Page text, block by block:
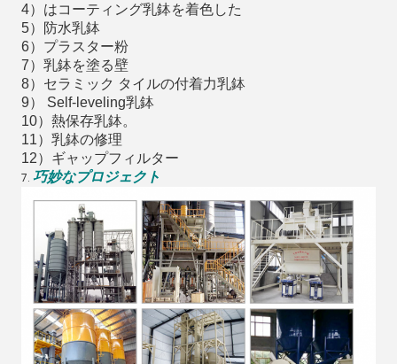
4）はコーティング乳鉢を着色した
5）防水乳鉢
6）プラスター粉
7）乳鉢を塗る壁
8）セラミック タイルの付着力乳鉢
9） Self-leveling乳鉢
10）熱保存乳鉢。
11）乳鉢の修理
12）ギャップフィルター
7. 巧妙なプロジェクト